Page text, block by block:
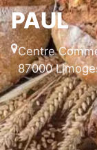
PAUL
Centre
87000